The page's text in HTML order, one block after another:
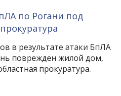
по Рогани под
в результате атаки БпЛА
поврежден жилой дом,
прокуратура.